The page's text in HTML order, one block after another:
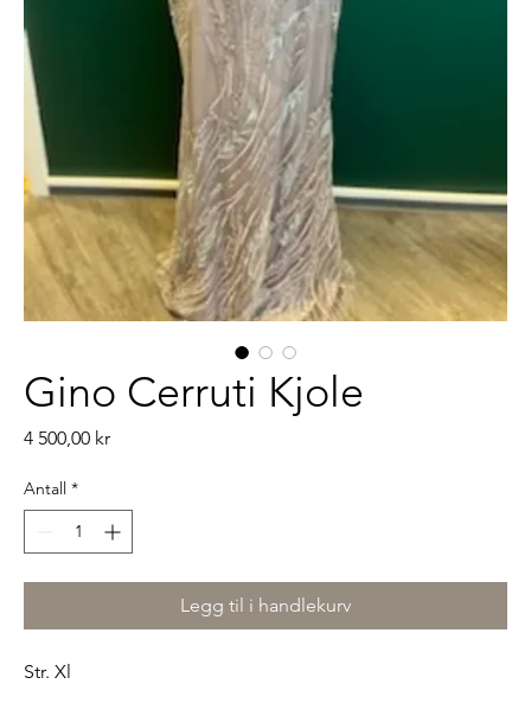
Gino Cerruti Kjole
4 500,00 krPris
Antall *
Legg til i handlekurv
Str. Xl